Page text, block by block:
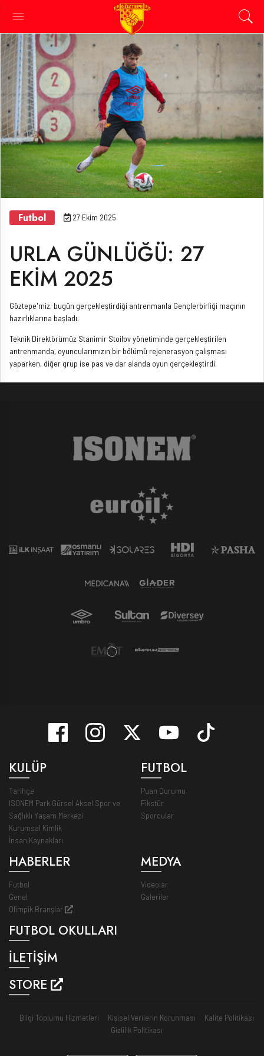
Futbol 27 Ekim 2025
URLA GÜNLÜĞÜ: 27
EKİM 2025
Göztepe'miz, bugün gerçekleştirdiği antrenmanla Gençlerbirliği maçının
hazırlıklarına başladı.
Teknik Direktörümüz Stanimir Stoilov yönetiminde gerçekleştirilen
antrenmanda, oyuncularımızın bir bölümü rejenerasyon çalışması
yaparken, diğer grup ise pas ve dar alanda oyun gerçekleştirdi.
KULÜP
Tarihçe
ISONEM Park Gürsel Aksel Spor ve
Sağlıklı Yaşam Merkezi
Kurumsal Kimlik
İnsan Kaynakları
FUTBOL
Puan Durumu
Fikstür
Sporcular
HABERLER
Futbol
Genel
Olimpik Branşlar
MEDYA
Videolar
Galeriler
FUTBOL OKULLARI
İLETİŞİM
STORE
Bilgi Toplumu Hizmetleri Kişisel Verilerin Korunması
Kalite Politikası
Gizlilik Politikası